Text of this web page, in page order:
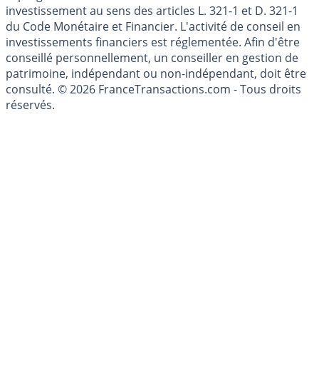
l'épargne ne sont aucunement des conseils en
investissement au sens des articles L. 321-1 et D. 321-1
du Code Monétaire et Financier. L'activité de conseil en
investissements financiers est réglementée. Afin d'être
conseillé personnellement, un conseiller en gestion de
patrimoine, indépendant ou non-indépendant, doit être
consulté. © 2026 FranceTransactions.com - Tous droits